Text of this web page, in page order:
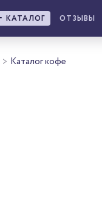
КАТАЛОГ ОТЗЫВЫ
> Каталог кофе